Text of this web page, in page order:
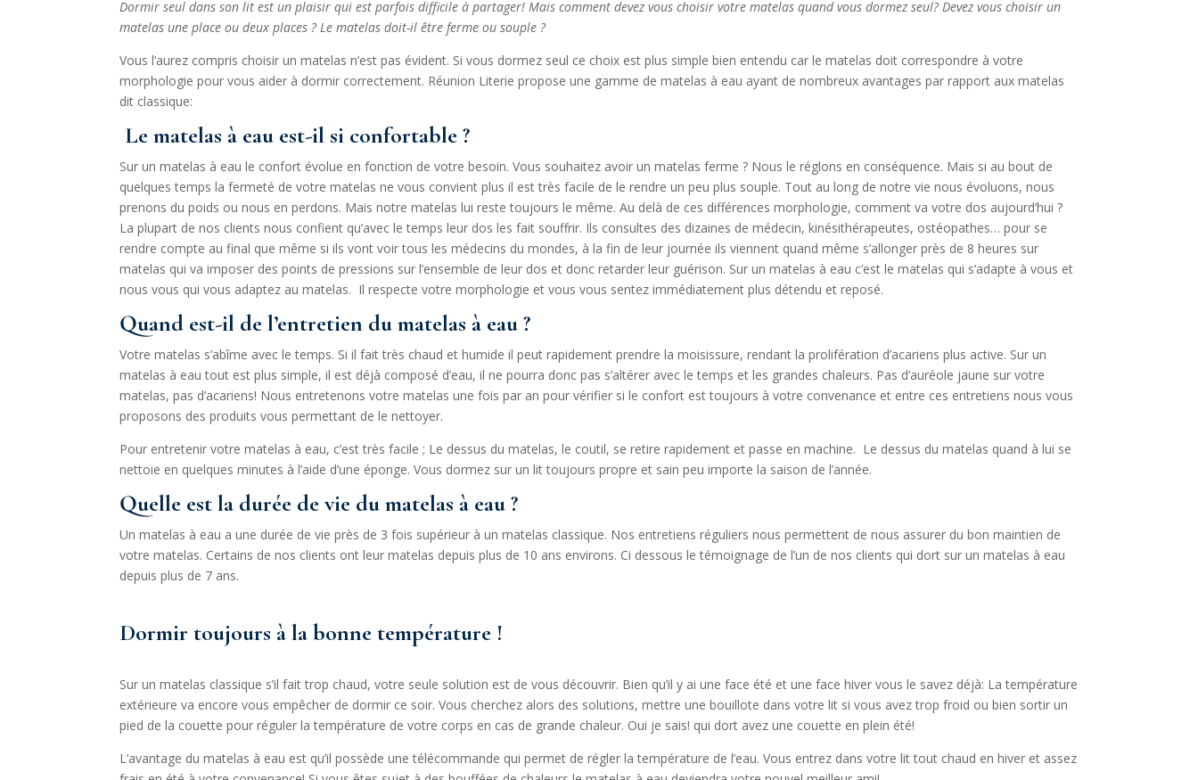
Dormir seul dans son lit est un plaisir qui est parfois difficile à partager! Mais comment devez vous choisir votre matelas quand vous dormez seul? Devez vous choisir un
matelas une place ou deux places ? Le matelas doit-il être ferme ou souple ?
Vous l’aurez compris choisir un matelas n’est pas évident. Si vous dormez seul ce choix est plus simple bien entendu car le matelas doit correspondre à votre
morphologie pour vous aider à dormir correctement. Réunion Literie propose une gamme de matelas à eau ayant de nombreux avantages par rapport aux matelas
dit classique:
Le matelas à eau est-il si confortable ?
Sur un matelas à eau le confort évolue en fonction de votre besoin. Vous souhaitez avoir un matelas ferme ? Nous le réglons en conséquence. Mais si au bout de
quelques temps la fermeté de votre matelas ne vous convient plus il est très facile de le rendre un peu plus souple. Tout au long de notre vie nous évoluons, nous
prenons du poids ou nous en perdons. Mais notre matelas lui reste toujours le même. Au delà de ces différences morphologie, comment va votre dos aujourd’hui ?
La plupart de nos clients nous confient qu’avec le temps leur dos les fait souffrir. Ils consultes des dizaines de médecin, kinésithérapeutes, ostéopathes… pour se
rendre compte au final que même si ils vont voir tous les médecins du mondes, à la fin de leur journée ils viennent quand même s’allonger près de 8 heures sur
matelas qui va imposer des points de pressions sur l’ensemble de leur dos et donc retarder leur guérison. Sur un matelas à eau c’est le matelas qui s’adapte à vous et
nous vous qui vous adaptez au matelas. Il respecte votre morphologie et vous vous sentez immédiatement plus détendu et reposé.
Quand est-il de l’entretien du matelas à eau ?
Votre matelas s’abîme avec le temps. Si il fait très chaud et humide il peut rapidement prendre la moisissure, rendant la prolifération d’acariens plus active. Sur un
matelas à eau tout est plus simple, il est déjà composé d’eau, il ne pourra donc pas s’altérer avec le temps et les grandes chaleurs. Pas d’auréole jaune sur votre
matelas, pas d’acariens! Nous entretenons votre matelas une fois par an pour vérifier si le confort est toujours à votre convenance et entre ces entretiens nous vous
proposons des produits vous permettant de le nettoyer.
Pour entretenir votre matelas à eau, c’est très facile ; Le dessus du matelas, le coutil, se retire rapidement et passe en machine. Le dessus du matelas quand à lui se
nettoie en quelques minutes à l’aide d’une éponge. Vous dormez sur un lit toujours propre et sain peu importe la saison de l’année.
Quelle est la durée de vie du matelas à eau ?
Un matelas à eau a une durée de vie près de 3 fois supérieur à un matelas classique. Nos entretiens réguliers nous permettent de nous assurer du bon maintien de
votre matelas. Certains de nos clients ont leur matelas depuis plus de 10 ans environs. Ci dessous le témoignage de l’un de nos clients qui dort sur un matelas à eau
depuis plus de 7 ans.
Dormir toujours à la bonne température !
Sur un matelas classique s’il fait trop chaud, votre seule solution est de vous découvrir. Bien qu’il y ai une face été et une face hiver vous le savez déjà: La température
extérieure va encore vous empêcher de dormir ce soir. Vous cherchez alors des solutions, mettre une bouillote dans votre lit si vous avez trop froid ou bien sortir un
pied de la couette pour réguler la température de votre corps en cas de grande chaleur. Oui je sais! qui dort avez une couette en plein été!
L’avantage du matelas à eau est qu’il possède une télécommande qui permet de régler la température de l’eau. Vous entrez dans votre lit tout chaud en hiver et assez